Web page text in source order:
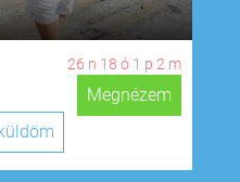
26 n 18 ó 1 p 1 m
Megnézem